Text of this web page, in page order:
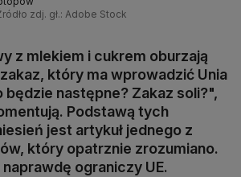
zdj. gł.: Adobe Stock
z mlekiem i cukrem oburzają
który ma wprowadzić Unia
będzie następne? Zakaz soli?",
Podstawą tych
jest artykuł jednego z
który opatrznie zrozumiano.
ograniczy UE.